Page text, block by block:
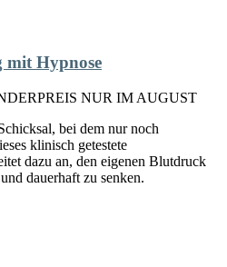
mit Hypnose
NUR IM AUGUST
bei dem nur noch
klinisch getestete
dazu an, den eigenen Blutdruck
dauerhaft zu senken.